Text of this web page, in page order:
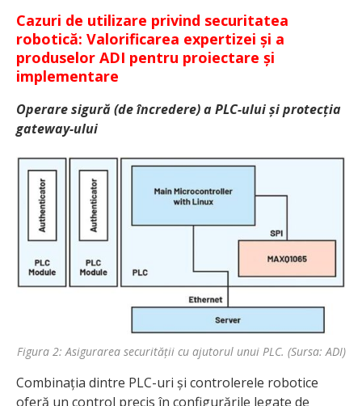
Cazuri de utilizare privind securitatea
robotică: Valorificarea expertizei și a
produselor ADI pentru proiectare și
implementare
Operare sigură (de încredere) a PLC-ului și protecția
gateway-ului
Figura 2: Asigurarea securității cu ajutorul unui PLC. (Sursa: ADI)
Combinația dintre PLC-uri și controlerele robotice
oferă un control precis în configurările legate de